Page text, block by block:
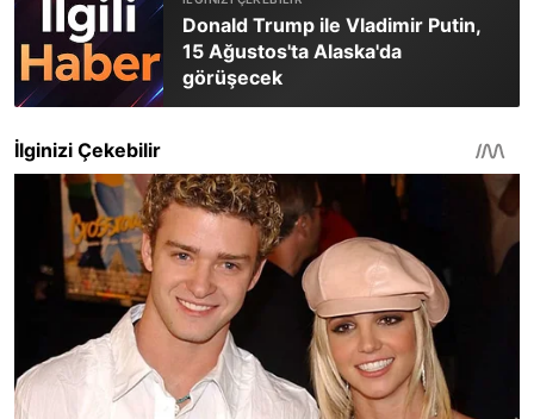
Donald Trump ile Vladimir Putin,
15 Ağustos'ta Alaska'da
görüşecek